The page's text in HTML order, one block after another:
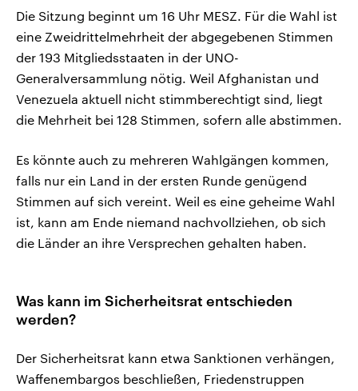
Die Sitzung beginnt um 16 Uhr MESZ. Für die Wahl ist
eine Zweidrittelmehrheit der abgegebenen Stimmen
der 193 Mitgliedsstaaten in der UNO-
Generalversammlung nötig. Weil Afghanistan und
Venezuela aktuell nicht stimmberechtigt sind, liegt
die Mehrheit bei 128 Stimmen, sofern alle abstimmen.
Es könnte auch zu mehreren Wahlgängen kommen,
falls nur ein Land in der ersten Runde genügend
Stimmen auf sich vereint. Weil es eine geheime Wahl
ist, kann am Ende niemand nachvollziehen, ob sich
die Länder an ihre Versprechen gehalten haben.
Was kann im Sicherheitsrat entschieden
werden?
Der Sicherheitsrat kann etwa Sanktionen verhängen,
Waffenembargos beschließen, Friedenstruppen